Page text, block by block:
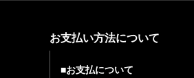
お支払い方法について
■お支払について